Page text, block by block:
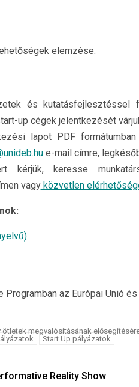
elemzése.
és
up cégek jelentkezését
lapot PDF
e-mail címre,
kérjük, keresse
vagyközvetlen
Programban az Európai Unió
ötletek megvalósításának
Start Up pályázatok
Reality Show